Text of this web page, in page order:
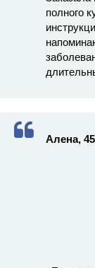
полного
Алена,